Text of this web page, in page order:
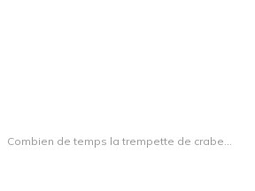
Combien de temps la trempette de crabe est-elle bonne au réfrigérateur?